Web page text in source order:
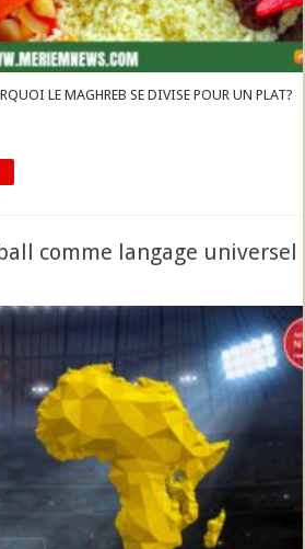
LE MAGHREB SE DIVISE POUR UN PLAT?
comme langage universel